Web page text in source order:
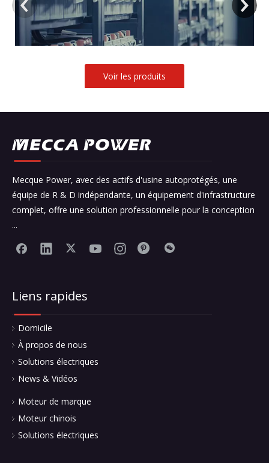
Voir les produits
Mecque Power, avec des actifs d'usine autoprotégés, une
équipe de R & D indépendante, un équipement d'infrastructure
complet, offre une solution professionnelle pour la conception
...
Liens rapides
Domicile
À propos de nous
Solutions électriques
News & Vidéos
Moteur de marque
Moteur chinois
Solutions électriques